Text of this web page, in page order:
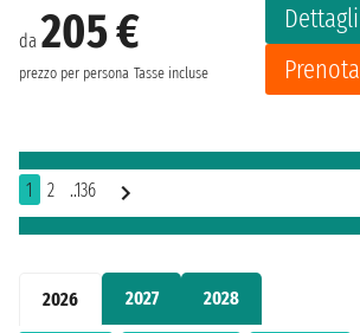
2026 2027 2028
da 205 €
prezzo per persona Tasse incluse
Dettagli
Prenota
1 2 ..136